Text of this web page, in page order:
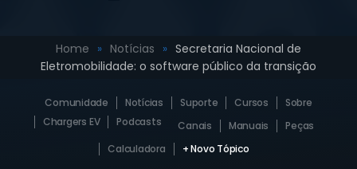
Home Notícias
Secretaria Nacional de
Eletromobilidade: o software público da transição
Comunidade Notícias Suporte Cursos
Sobre
Chargers EV
Podcasts Canais Manuais
Peças
Calculadora
+ Novo Tópico